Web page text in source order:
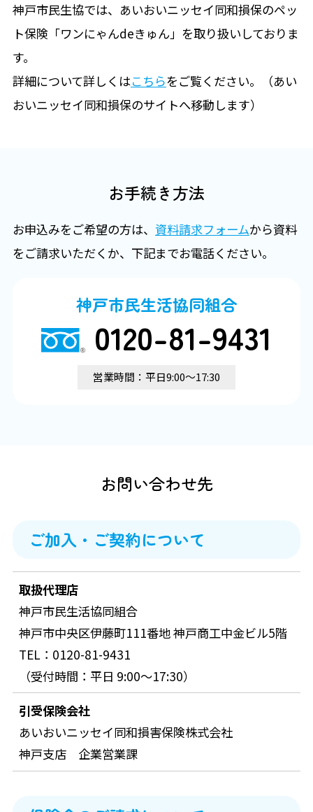
神戸市民生協では、あいおいニッセイ同和損保のペッ
ト保険「ワンにゃんdeきゅん」を取り扱いしておりま
す。
詳細について詳しくはこちらをご覧ください。（あい
おいニッセイ同和損保のサイトへ移動します）
お手続き方法
お申込みをご希望の方は、 資料請求フォームから資料
をご請求いただくか、下記までお電話ください。
神戸市民生活協同組合
0120-81-9431
営業時間：平日9:00～17:30
お問い合わせ先
ご加入・ご契約について
取扱代理店
神戸市民生活協同組合
神戸市中央区伊藤町111番地 神戸商工中金ビル5階
TEL： 0120-81-9431
（受付時間：平日 9:00～17:30）
引受保険会社
あいおいニッセイ同和損害保険株式会社
神戸支店 企業営業課